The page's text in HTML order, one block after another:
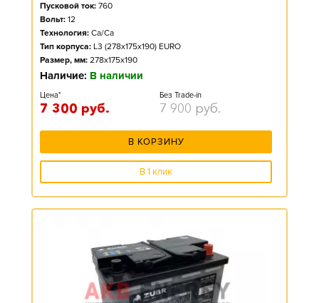
Пусковой ток: 760
Вольт: 12
Технология: Ca/Ca
Тип корпуса: L3 (278x175x190) EURO
Размер, мм: 278x175x190
Наличие: В наличии
Цена*
7 300 руб.
Без Trade-in
7 900 руб.
В КОРЗИНУ
В 1 клик